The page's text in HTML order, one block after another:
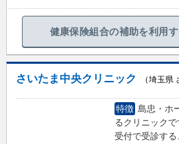
健康保険組合の補助を利用
さいたま中央クリニック
（埼玉県
特徴 島忠・ホ
るクリニック
受付で受診す